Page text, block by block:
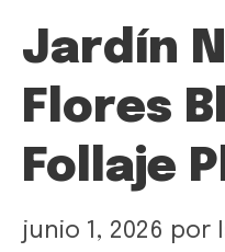
Jardín
Flores
Follaje
junio 1, 2026 por